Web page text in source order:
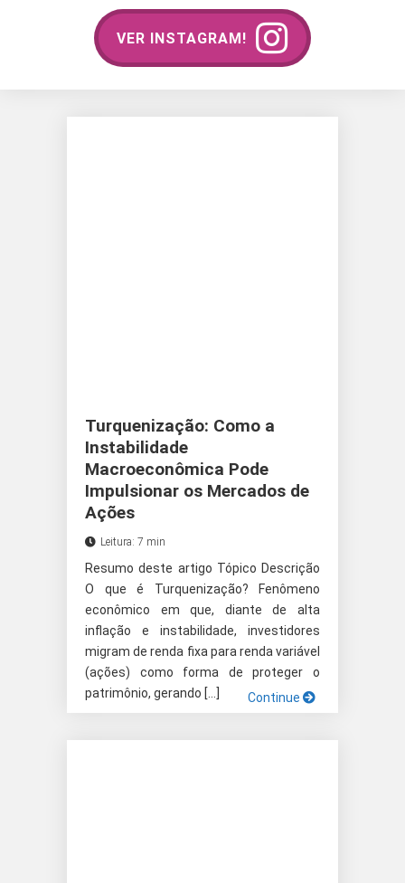
VER INSTAGRAM!
Turquenização: Como a
Instabilidade
Macroeconômica Pode
Impulsionar os Mercados de
Ações
Leitura: 7 min
Resumo deste artigo Tópico Descrição
O que é Turquenização? Fenômeno
econômico em que, diante de alta
inflação e instabilidade, investidores
migram de renda fixa para renda variável
(ações) como forma de proteger o
patrimônio, gerando […]
Continue